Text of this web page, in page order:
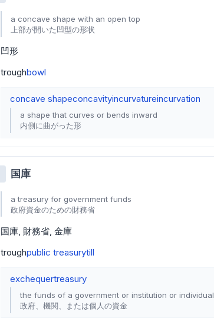
a concave shape with an open top
上部が開いた凹型の形状
凹形
troughbowl
concave shapeconcavityincurvatureincurvation
a shape that curves or bends inward
内側に曲がった形
国庫
a treasury for government funds
政府資金のための財務省
国庫 財務省 金庫
troughpublic treasurytill
exchequertreasury
the funds of a government or institution or individual
政府、機関、または個人の資金